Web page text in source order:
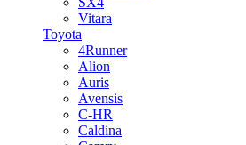
Vitara
Toyota
4Runner
Alion
Auris
Avensis
C-HR
Caldina